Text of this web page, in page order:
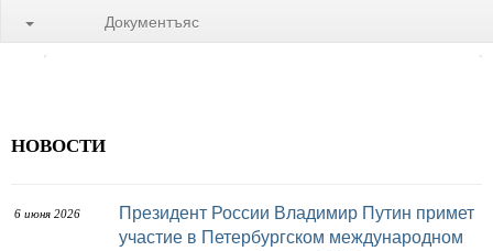
Документъяс
НОВОСТИ
6 июня 2026
Президент России Владимир Путин примет
участие в Петербургском международном